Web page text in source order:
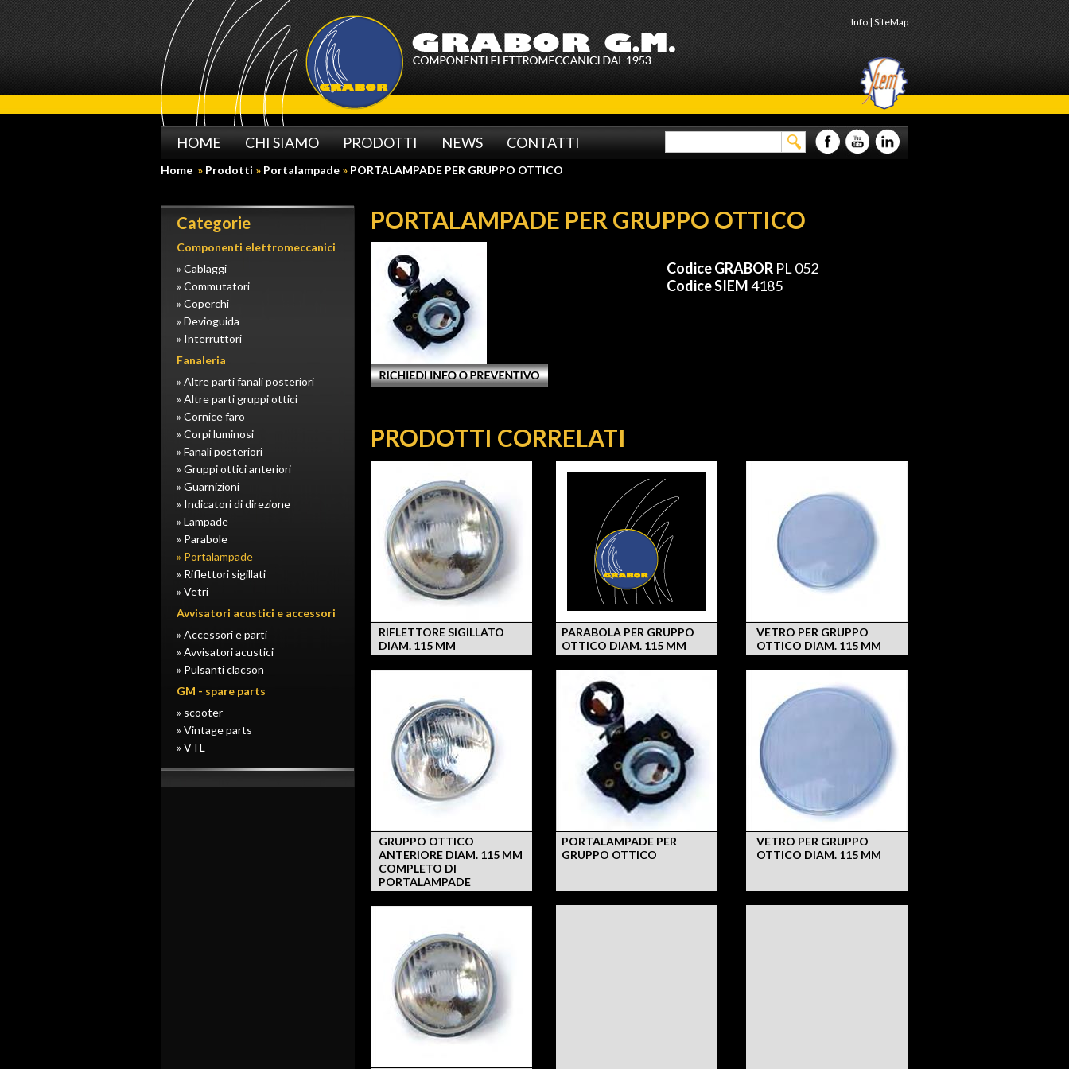
Info|SiteMap
HOME CHI SIAMO PRODOTTI NEWS CONTATTI
Home » Prodotti » Portalampade » PORTALAMPADE PER GRUPPO OTTICO
Categorie
Componenti elettromeccanici
» Cablaggi
» Commutatori
» Coperchi
» Devioguida
» Interruttori
Fanaleria
» Altre parti fanali posteriori
» Altre parti gruppi ottici
» Cornice faro
» Corpi luminosi
» Fanali posteriori
» Gruppi ottici anteriori
» Guarnizioni
» Indicatori di direzione
» Lampade
» Parabole
» Portalampade
» Riflettori sigillati
» Vetri
Avvisatori acustici e accessori
» Accessori e parti
» Avvisatori acustici
» Pulsanti clacson
GM - spare parts
» scooter
» Vintage parts
» VTL
PORTALAMPADE PER GRUPPO OTTICO
Codice GRABOR PL 052
Codice SIEM4185
PRODOTTI CORRELATI
RIFLETTORE SIGILLATO
DIAM. 115 MM
PARABOLA PER GRUPPO
OTTICO DIAM. 115 MM
VETRO PER GRUPPO
OTTICO DIAM. 115 MM
GRUPPO OTTICO
ANTERIORE DIAM. 115 MM
COMPLETO DI
PORTALAMPADE
PORTALAMPADE PER
GRUPPO OTTICO
VETRO PER GRUPPO
OTTICO DIAM. 115 MM